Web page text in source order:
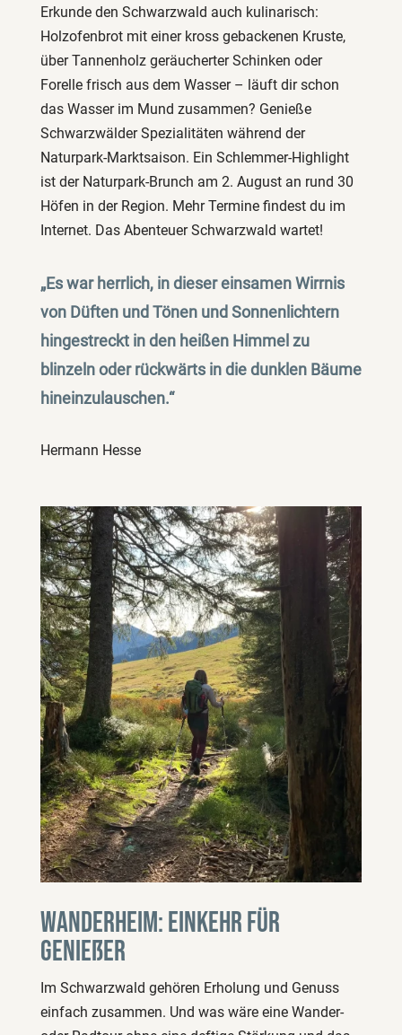
Erkunde den Schwarzwald auch kulinarisch:
Holzofenbrot mit einer kross gebackenen Kruste,
über Tannenholz geräucherter Schinken oder
Forelle frisch aus dem Wasser – läuft dir schon
das Wasser im Mund zusammen? Genieße
Schwarzwälder Spezialitäten während der
Naturpark-Marktsaison. Ein Schlemmer-Highlight
ist der Naturpark-Brunch am 2. August an rund 30
Höfen in der Region. Mehr Termine findest du im
Internet. Das Abenteuer Schwarzwald wartet!
„Es war herrlich, in dieser einsamen Wirrnis
von Düften und Tönen und Sonnenlichtern
hingestreckt in den heißen Himmel zu
blinzeln oder rückwärts in die dunklen Bäume
hineinzulauschen.“
Hermann Hesse
Wanderheim: Einkehr für
Genießer
Im Schwarzwald gehören Erholung und Genuss
einfach zusammen. Und was wäre eine Wander-